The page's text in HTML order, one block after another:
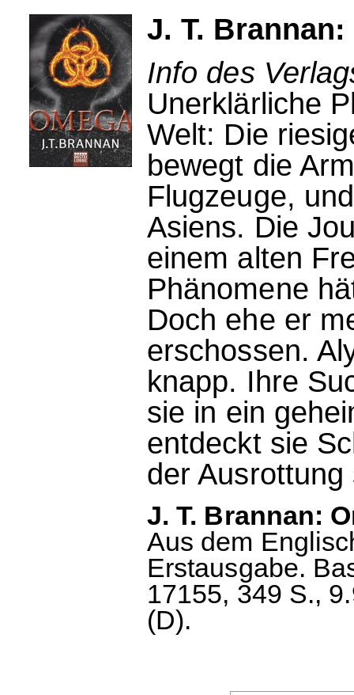
J. T. Brannan:
Info des
Unerklärliche
Welt: Die
bewegt die
Flugzeuge,
Asiens. Die
einem alten
Phänomene
Doch ehe er
erschossen.
knapp. Ihre
sie in ein
entdeckt sie
der Ausrottung
J. T. Brannan:
Aus dem
Erstausgabe.
17155, 349 S.,
(D).